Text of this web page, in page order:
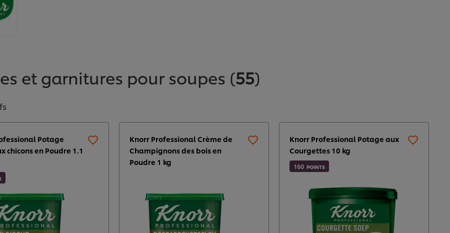
et garnitures pour soupes (55)
Potage
chicons en Poudre 1.1
Knorr Professional Crème de
Champignons des bois en
Poudre 1 kg​
Knorr Professional Potage aux
Courgettes 10 kg
160 POINTS